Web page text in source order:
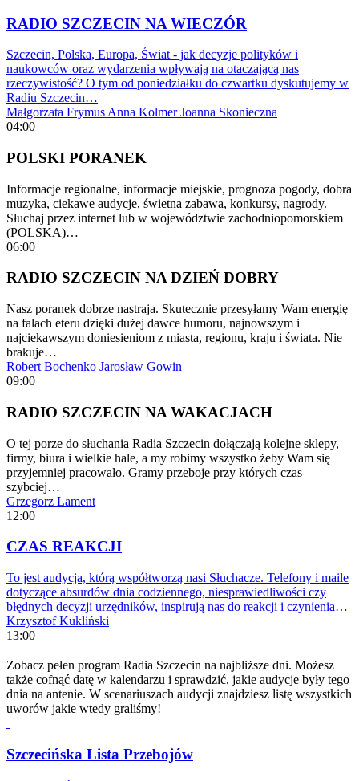
RADIO SZCZECIN NA WIECZÓR
Szczecin, Polska, Europa, Świat - jak decyzje polityków i
naukowców oraz wydarzenia wpływają na otaczającą nas
rzeczywistość? O tym od poniedziałku do czwartku dyskutujemy w
Radiu Szczecin…
Małgorzata Frymus Anna Kolmer Joanna Skonieczna
04:00
POLSKI PORANEK
Informacje regionalne, informacje miejskie, prognoza pogody, dobra
muzyka, ciekawe audycje, świetna zabawa, konkursy, nagrody.
Słuchaj przez internet lub w województwie zachodniopomorskiem
(POLSKA)…
06:00
RADIO SZCZECIN NA DZIEŃ DOBRY
Nasz poranek dobrze nastraja. Skutecznie przesyłamy Wam energię
na falach eteru dzięki dużej dawce humoru, najnowszym i
najciekawszym doniesieniom z miasta, regionu, kraju i świata. Nie
brakuje…
Robert Bochenko Jarosław Gowin
09:00
RADIO SZCZECIN NA WAKACJACH
O tej porze do słuchania Radia Szczecin dołączają kolejne sklepy,
firmy, biura i wielkie hale, a my robimy wszystko żeby Wam się
przyjemniej pracowało. Gramy przeboje przy których czas
szybciej…
Grzegorz Lament
12:00
CZAS REAKCJI
To jest audycja, którą współtworzą nasi Słuchacze. Telefony i maile
dotyczące absurdów dnia codziennego, niesprawiedliwości czy
błędnych decyzji urzędników, inspirują nas do reakcji i czynienia…
Krzysztof Kukliński
13:00
Zobacz pełen program Radia Szczecin na najbliższe dni. Możesz
także cofnąć datę w kalendarzu i sprawdzić, jakie audycje były tego
dnia na antenie. W scenariuszach audycji znajdziesz listę wszystkich
uworów jakie wtedy graliśmy!
Szczecińska Lista Przebojów